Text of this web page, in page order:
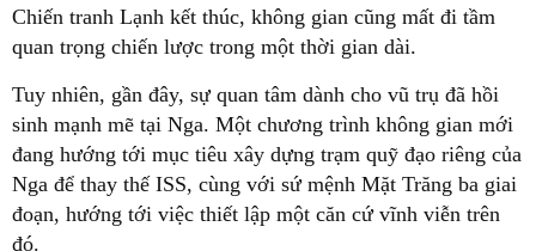
Chiến tranh Lạnh kết thúc, không gian cũng mất đi tầm
quan trọng chiến lược trong một thời gian dài.
Tuy nhiên, gần đây, sự quan tâm dành cho vũ trụ đã hồi
sinh mạnh mẽ tại Nga. Một chương trình không gian mới
đang hướng tới mục tiêu xây dựng trạm quỹ đạo riêng của
Nga để thay thế ISS, cùng với sứ mệnh Mặt Trăng ba giai
đoạn, hướng tới việc thiết lập một căn cứ vĩnh viễn trên
đó.